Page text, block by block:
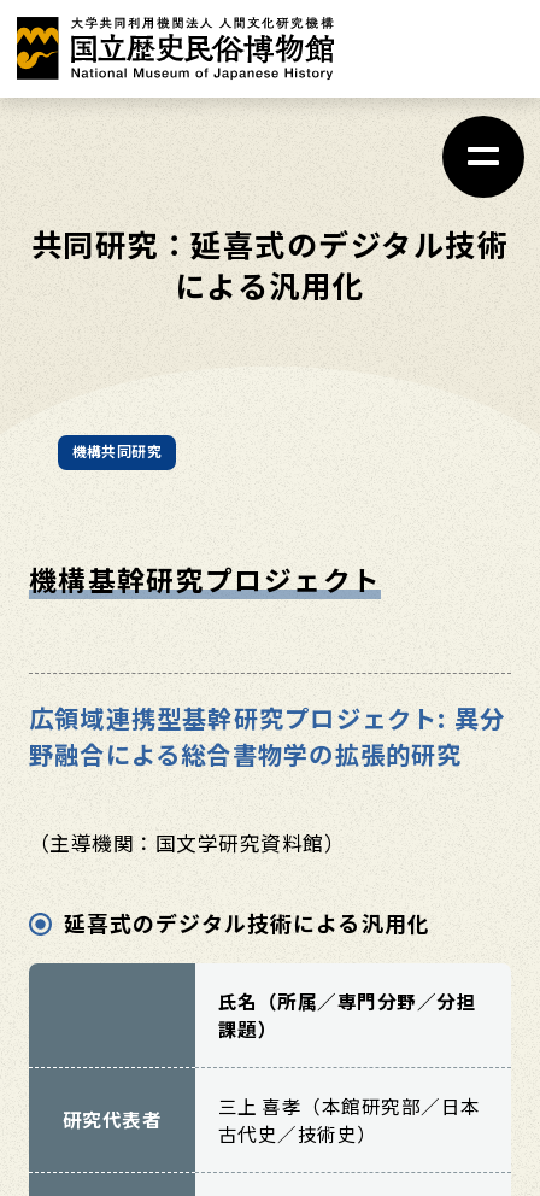
共同研究：延喜式のデジタル技術
による汎用化
機構共同研究
機構基幹研究プロジェクト
広領域連携型基幹研究プロジェクト: 異分
野融合による総合書物学の拡張的研究
（主導機関：国文学研究資料館）
延喜式のデジタル技術による汎用化
氏名（所属／専門分野／分担
課題）
研究代表者
三上 喜孝（本館研究部／日本
古代史／技術史）